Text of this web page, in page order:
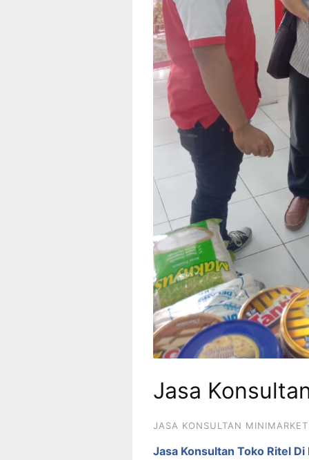
Jasa
JASA KONSULTAN MINIMARKET
Jasa Konsultan Toko Ritel Di